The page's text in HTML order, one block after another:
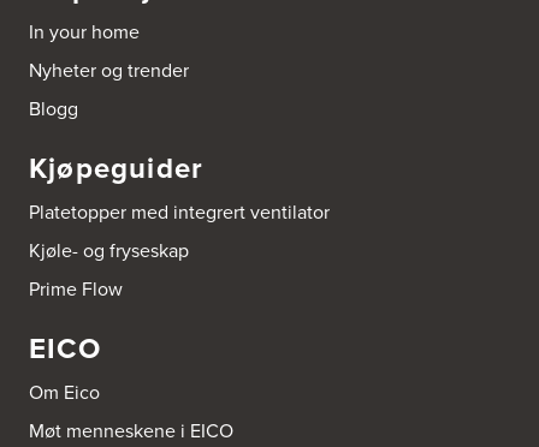
In your home
Nyheter og trender
Blogg
Kjøpeguider
Platetopper med integrert ventilator
Kjøle- og fryseskap
Prime Flow
EICO
Om Eico
Møt menneskene i EICO